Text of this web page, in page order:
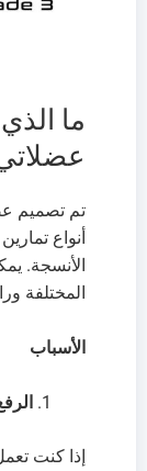
ما
تم تصميم
أنواع
الأنسجة.
المختلفة
الأسباب
إذا كنت